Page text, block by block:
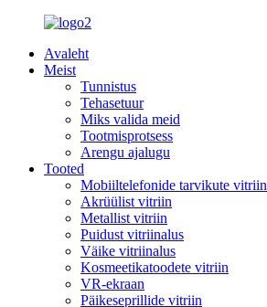
Avaleht
Meist
Tunnistus
Tehasetuur
Miks valida meid
Tootmisprotsess
Arengu ajalugu
Tooted
Mobiiltelefonide tarvikute vitriin
Akrüülist vitriin
Metallist vitriin
Puidust vitriinalus
Väike vitriinalus
Kosmeetikatoodete vitriin
VR-ekraan
Päikeseprillide vitriin